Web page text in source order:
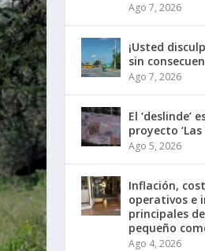
Ago 7, 2026
¡Usted
sin
Ago 7, 2026
El ‘deslinde’
proyecto ‘Las
Ago 5, 2026
Inflación,
operativos e
principales
pequeño
Ago 4, 2026